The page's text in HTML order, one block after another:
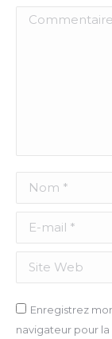
Commentaire
Nom *
E-mail *
Site Web
Enregistrez
navigateur pour